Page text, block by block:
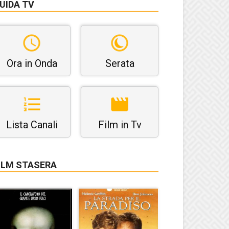
TV
Ora in Onda Serata
Lista Canali Film in Tv
STASERA